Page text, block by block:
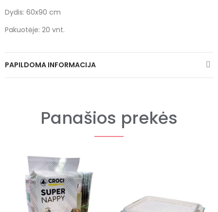
Dydis: 60x90 cm
Pakuotėje: 20 vnt.
PAPILDOMA INFORMACIJA
Panašios prekės